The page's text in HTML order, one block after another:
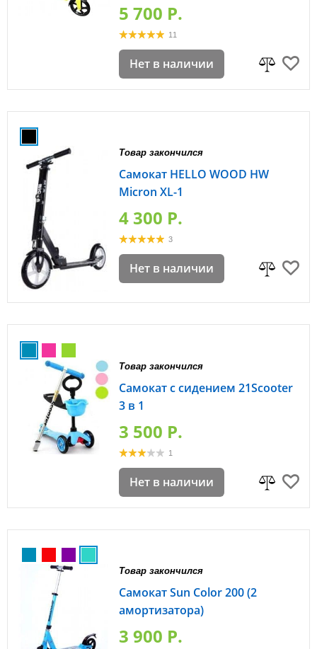
5 700 P.
11
Нет в наличии
Товар закончился
Самокат HELLO WOOD HW
Micron XL-1
4 300 P.
3
Нет в наличии
Товар закончился
Самокат с сидением 21Scooter
3 в 1
3 500 P.
1
Нет в наличии
Товар закончился
Самокат Sun Color 200 (2
амортизатора)
3 900 P.